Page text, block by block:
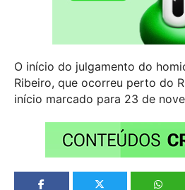
O início do julgamento do
Ribeiro, que ocorreu perto do
início marcado para 23 de